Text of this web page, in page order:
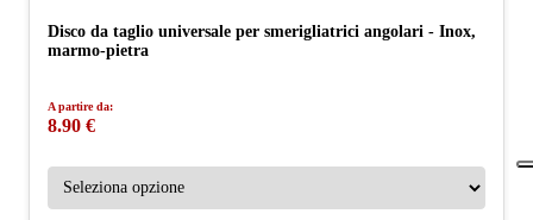
Disco da taglio universale per smerigliatrici angolari - Inox,
marmo-pietra
A partire da:
8.90 €